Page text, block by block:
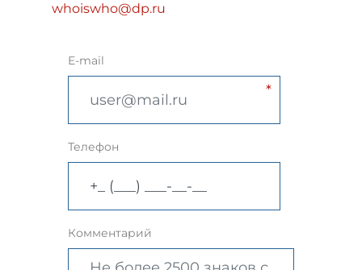
whoiswho@dp.ru
E-mail
Телефон
Комментарий